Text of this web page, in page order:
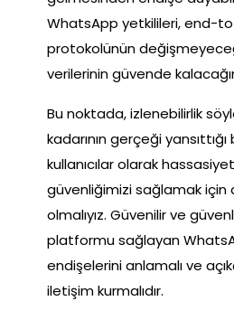
WhatsApp yetkilileri, end-
protokolünün
verilerinin güvende
Bu noktada, izlenebilirlik
kadarının gerçeği
kullanıcılar olarak
güvenliğimizi sağlamak için
olmalıyız. Güvenilir ve
platformu sağlayan
endişelerini anlamalı ve
iletişim kurmalıdır.